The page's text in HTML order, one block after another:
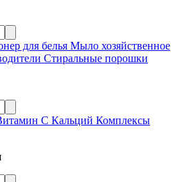
для белья Мыло хозяйственное
Стиральные порошки
С Кальций Комплексы